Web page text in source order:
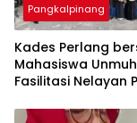
Pangkalpinang
Kades Perlang
Mahasiswa
Fasilitasi Nelayan
di KSOP